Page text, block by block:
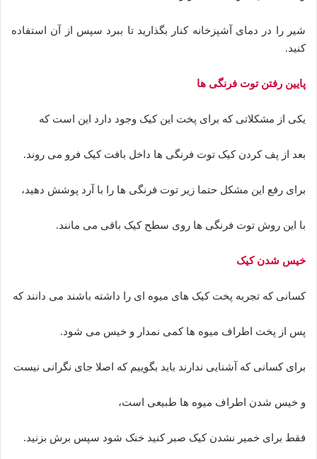
شیر را در دمای آشپزخانه کنار بگذارید تا ببرد سپس از آن استفاده
کنید.
پایین رفتن توت فرنگی ها
یکی از مشکلاتی که برای پخت این کیک وجود دارد این است که
بعد از پف کردن کیک توت فرنگی ها داخل بافت کیک فرو می روند.
برای رفع این مشکل حتما زیر توت فرنگی ها را با آرد پوشش دهید،
با این روش توت فرنگی ها روی سطح کیک باقی می مانند.
خیس شدن کیک
کسانی که تجربه پخت کیک های میوه ای را داشته باشند می دانند که
پس از پخت اطراف میوه ها کمی نمدار و خیس می شود.
برای کسانی که آشنایی ندارند باید بگوییم که اصلا جای نگرانی نیست
و خیس شدن اطراف میوه ها طبیعی است،
فقط برای خمیر نشدن کیک صبر کنید خنک شود سپس برش بزنید.